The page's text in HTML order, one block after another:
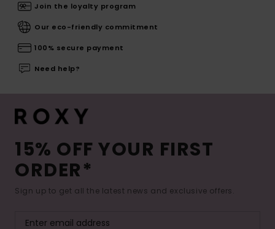
Join the loyalty program
Our eco-friendly commitment
100% secure payment
Need help?
15% OFF YOUR FIRST
ORDER*
Sign up to get all the latest news and exclusive offers.